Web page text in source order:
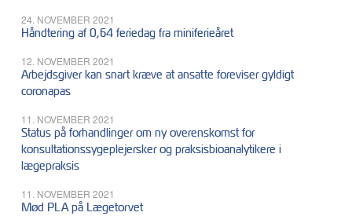
24. NOVEMBER 2021
Håndtering af 0,64 feriedag fra miniferieåret
12. NOVEMBER 2021
Arbejdsgiver kan snart kræve at ansatte foreviser gyldigt
coronapas
11. NOVEMBER 2021
Status på forhandlinger om ny overenskomst for
konsultationssygeplejersker og praksisbioanalytikere i
lægepraksis
11. NOVEMBER 2021
Mød PLA på Lægetorvet